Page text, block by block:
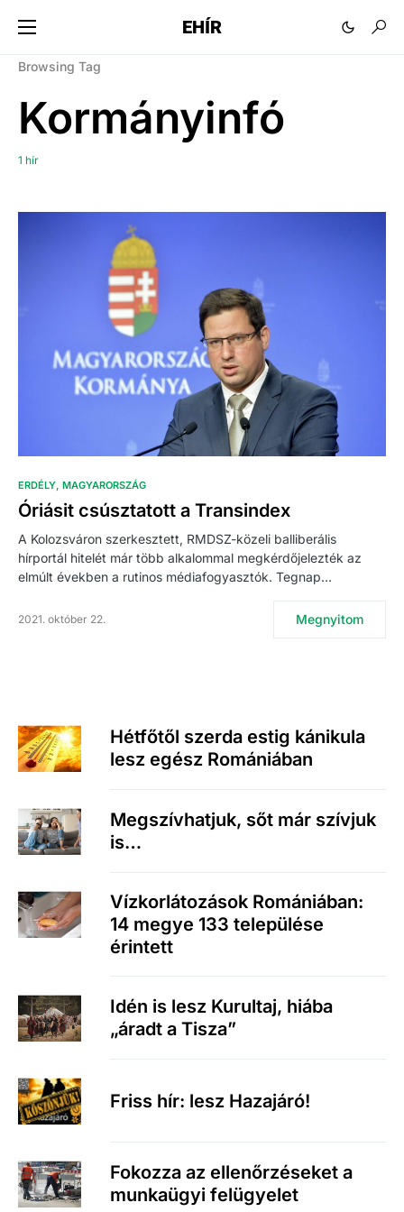
EHÍR
Browsing Tag
Kormányinfó
1 hír
ERDÉLY MAGYARORSZÁG
Óriásit csúsztatott a Transindex
A Kolozsváron szerkesztett, RMDSZ-közeli balliberális
hírportál hitelét már több alkalommal megkérdőjelezték az
elmúlt években a rutinos médiafogyasztók. Tegnap…
2021. október 22. Megnyitom
Hétfőtől szerda estig kánikula
lesz egész Romániában
Megszívhatjuk, sőt már szívjuk
is…
Vízkorlátozások Romániában:
14 megye 133 települése
érintett
Idén is lesz Kurultaj, hiába
„áradt a Tisza”
Friss hír: lesz Hazajáró!
Fokozza az ellenőrzéseket a
munkaügyi felügyelet